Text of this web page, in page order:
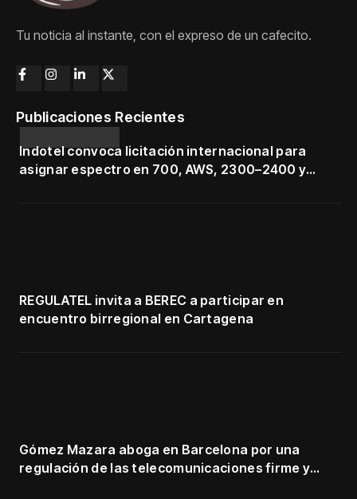
Tu noticia al instante, con el expreso de un cafecito.
Publicaciones Recientes
Indotel convoca licitación internacional para
asignar espectro en 700, AWS, 2300–2400 y
REGULATEL invita a BEREC a participar en
encuentro birregional en Cartagena
Gómez Mazara aboga en Barcelona por una
regulación de las telecomunicaciones firme y